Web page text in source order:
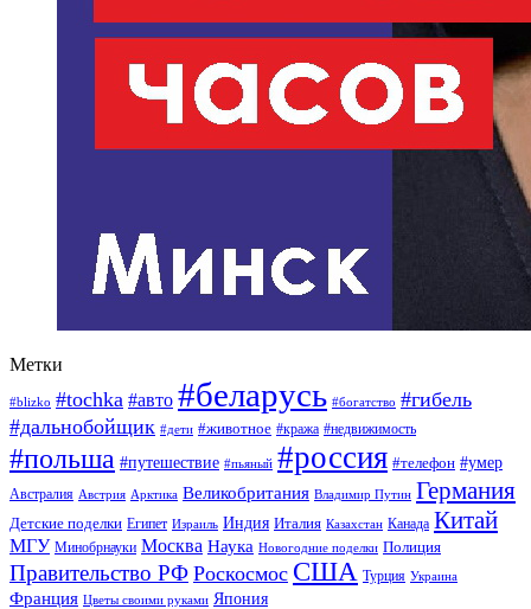
Метки
#blizko #tochka #авто #беларусь #богатство #гибель
#дальнобойщик #дети #животное #кража #недвижимость
#польша #путешествие #пьяный #россия #телефон #умер
Австралия Австрия Арктика Великобритания Владимир Путин Германия
Детские поделки Египет Израиль Индия Италия Казахстан Канада Китай
МГУ Минобрнауки Москва Наука Новогодние поделки Полиция
Правительство РФ Роскосмос США Турция Украина
Франция Цветы своими руками Япония